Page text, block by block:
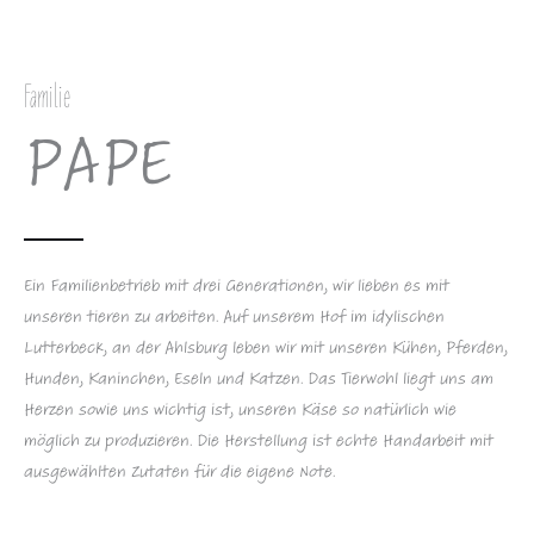
Familie
PAPE
Ein Familienbetrieb mit drei Generationen, wir lieben es mit
unseren tieren zu arbeiten. Auf unserem Hof im idylischen
Lutterbeck, an der Ahlsburg leben wir mit unseren Kühen, Pferden,
Hunden, Kaninchen, Eseln und Katzen. Das Tierwohl liegt uns am
Herzen sowie uns wichtig ist, unseren Käse so natürlich wie
möglich zu produzieren. Die Herstellung ist echte Handarbeit mit
ausgewählten Zutaten für die eigene Note.